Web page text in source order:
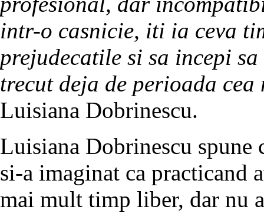
intr-o casnicie, iti ia ceva
prejudecatile si sa incepi
trecut deja de perioada
Luisiana Dobrinescu.
Luisiana Dobrinescu spune
si-a imaginat ca practicand
mai mult timp liber, dar nu